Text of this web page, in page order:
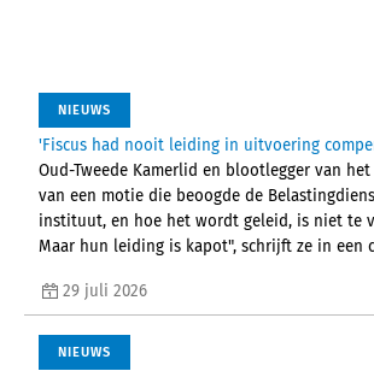
NIEUWS
'Fiscus had nooit leiding in uitvoering
Oud-Tweede Kamerlid en blootlegger van
van een motie die beoogde de
instituut, en hoe het wordt geleid, is niet te
Maar hun leiding is kapot", schrijft ze in een
29 juli 2026
NIEUWS